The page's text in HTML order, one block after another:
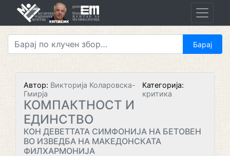
Автор: Викторија Коларовска-
Гмирја
Категорија:
критика
КОМПАКТНОСТ И
ЕДИНСТВО
КОН ДЕВЕТТАТА СИМФОНИЈА НА БЕТОВЕН
ВО ИЗВЕДБА НА МАКЕДОНСКАТА
ФИЛХАРМОНИЈА